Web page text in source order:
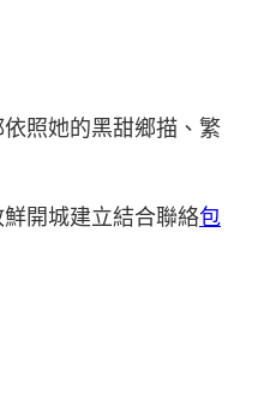
照她的黑甜鄉描、繁
開城建立結合聯絡包